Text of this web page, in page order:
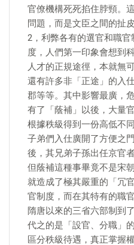
官僚機構死死掐住脖頸。
問題，而是文臣之間的扯皮
2，利弊各有的選官和職官
度，人們第一印象會想到
人才的正規途徑，本就無
還有許多非「正途」的入
郡等等。其中影響最廣，
有了「蔭補」以後，大量
根據秩級得到一份高低不
子弟們入仕廣開了方便之
後，其兄弟子孫出任京官
但蔭補這種事畢竟不是宋
就造成了極其嚴重的「冗
官制度，而在其特有的職官
隋唐以來的三省六部制到
代之的是「設官、分職」
區分秩級待遇，真正掌握